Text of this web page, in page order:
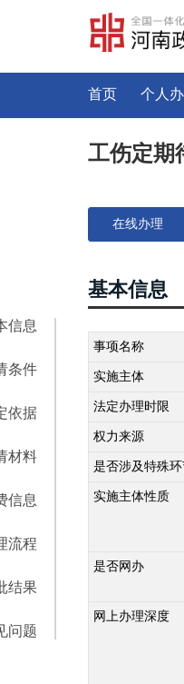
首页 个人
信息
条件
依据
材料
信息
流程
结果
问题
工伤定期
在线办理
基本信息
事项名称
实施主体
法定办理时限
权力来源
是否涉及特殊
实施主体性质
是否网办
网上办理深度